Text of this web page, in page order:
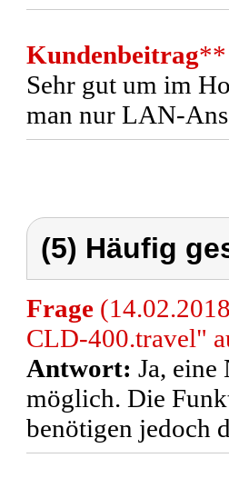
Kundenbeitrag**
Sehr gut um im
man nur LAN-
(5) Häufig
Frage
CLD-400.travel"
Antwort: Ja, eine
möglich. Die
benötigen jedoch